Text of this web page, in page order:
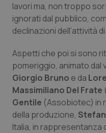
Molise
Piemonte
Provincia
Provincia
Puglia
Epatiti
HIV
Infezioni & Febbre
Ipertensione &
Malattie rare
lavori ma, non troppo
ignorati dal pubblico,
declinazioni dell’attività
Aspetti che poi si sono
pomeriggio, animato dal
Giorgio Bruno e da
Massimiliano Del Frate
Gentile (Assobiotec) in
della produzione,
Italia, in rappresentanza